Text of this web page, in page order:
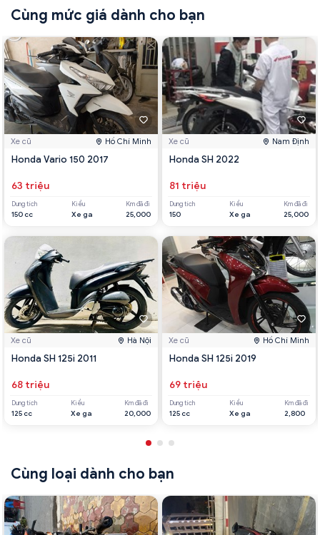
Cùng mức giá dành cho bạn
Xe cũ Hồ Chí Minh
Honda Vario 150 2017
63 triệu
Dung tích
150 cc
Kiểu
Xe ga
Km đã đi
25,000
Xe cũ Hà Nội
Honda SH 125i 2011
68 triệu
Dung tích
125 cc
Kiểu
Xe ga
Km đã đi
20,000
Xe cũ Nam Định
Honda SH 2022
81 triệu
Dung tích
150
Kiểu
Xe ga
Km đã đi
25,000
Xe cũ Hồ Chí Minh
Honda SH 125i 2019
69 triệu
Dung tích
125 cc
Kiểu
Xe ga
Km đã đi
2,800
Cùng loại dành cho bạn